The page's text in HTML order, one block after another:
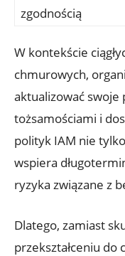
‍zgodnością
W kontekście
chmurowych,
aktualizować swoje
tożsamościami i
polityk IAM nie
wspiera
ryzyka⁤ związane z
Dlatego, zamiast
przekształceniu